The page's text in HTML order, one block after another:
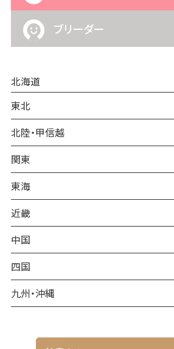
ブリーダー
北海道
東北
全て
青森県
秋田県
岩手県
宮城県
山形県
福島県
北陸・甲信越
全て
福井県
石川県
富山県
新潟県
長野県
山梨県
関東
全て
東京都
神奈川県
埼玉県
千葉県
茨城県
栃木県
東海
全て
愛知県
岐阜県
三重県
静岡県
近畿
全て
大阪府
兵庫県
京都府
和歌山県
中国
全て
山口県
広島県
四国
全て
愛媛県
九州・沖縄
福岡県